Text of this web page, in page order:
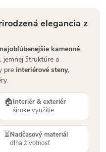
elegancia z
najobľúbenejšie kamenné
štruktúre a
pre interiérové steny,
🏠Interiér & exteriér
široké využitie
⏳Nadčasový materiál
dlhá životnosť